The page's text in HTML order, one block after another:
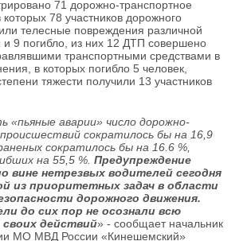
71 дорожно-транспортное
78 участников дорожного
телесные повреждения различной
и 9 погибло, из них 12 ДТП совершено
транспортными средствами в
в которых погибло 5 человек,
тяжести получили 13 участников
«пьяные аварии» число дорожно-
сократилось бы на 16,9
сократилось бы на 16.6 %,
на 55,5 %. Предупреждение
вине нетрезвых водителей сегодня
из приоритетных задач в области
дорожного движения.
до сих пор не осознали всю
действий» - сообщает начальник
МО МВД России «Кинешемский»